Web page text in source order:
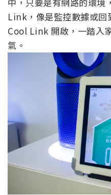
Link，像是監控數據或回
Cool Link 開啟，一踏入
氣。